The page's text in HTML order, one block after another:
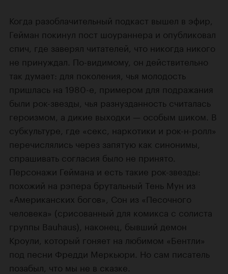
Когда разоблачительный подкаст вышел в эфир,
Гейман покинул пост шоураннера и опубликовал
спич, где заверял читателей, что никогда никого
не принуждал. По-видимому, он действительно
так думает: для поколения, чья молодость
пришлась на 1980-е, примером для подражания
были рок-звезды, чья разнузданность считалась
героизмом, а дикие выходки — особым шиком. В
субкультуре, где «секс, наркотики и рок-н-ролл»
перечислялись через запятую как синонимы,
спрашивать согласия было не принято.
Персонажи Геймана и есть такие рок-звезды:
похожий на рэпера брутальный Тень Мун из
«Американских богов», Сон из «Песочного
человека» (срисованный для комикса с солиста
группы Bauhaus), наконец, бывший демон
Кроули, который гоняет на любимом «Бентли»
под песни Фредди Меркьюри. Но сам писатель
позабыл, что мы не в сказке.